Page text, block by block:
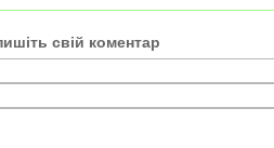
свій коментар